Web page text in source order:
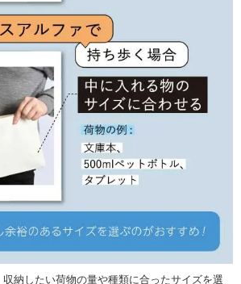
納したい荷物の量や種類に合ったサイズを選